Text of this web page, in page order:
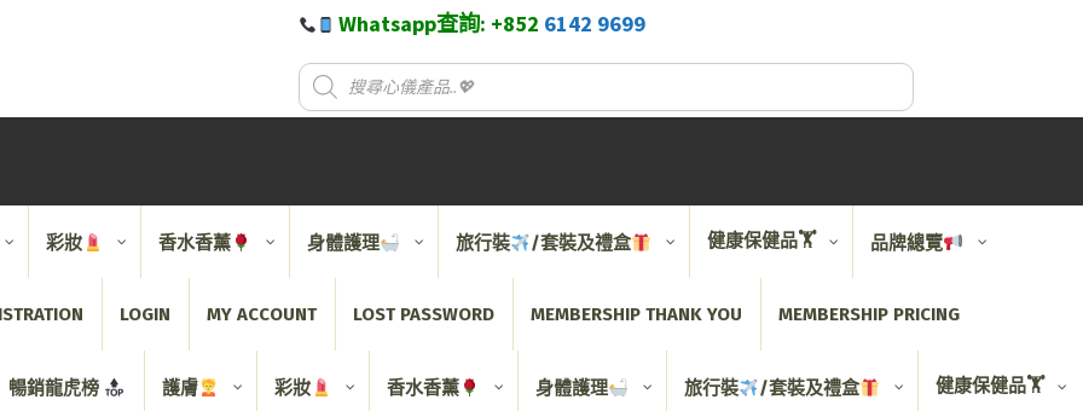
Whatsapp查詢: +852 6142 9699
彩妝 香水香薰 身體護理 旅行裝 /套裝及禮盒 健康保健品🏋️ 品牌總覽
LOGIN MY ACCOUNT LOST PASSWORD MEMBERSHIP THANK YOU MEMBERSHIP PRICING
暢銷龍虎榜 護膚 彩妝 香水香薰 身體護理 旅行裝 /套裝及禮盒 健康保健品🏋️